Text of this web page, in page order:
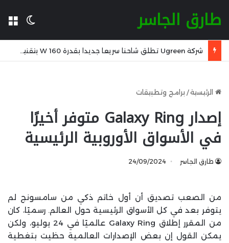
طارق الجاسر
الرئيسية/ برامج وتطبيقات
إصدار Galaxy Ring متوفر أخيرًا
في الأسواق الأوروبية الرئيسية
طارق الجاسر 24/09/2024
من الصعب تصديق أن أول خاتم ذكي من سامسونج لم
يتوفر بعد في كل الأسواق الرئيسية حول العالم. رسميًا، كان
من المقرر إطلاق Galaxy Ring عالميًا في 24 يوليو، ولكن
يمكن القول إن بعض الإصدارات العالمية حظيت بتغطية